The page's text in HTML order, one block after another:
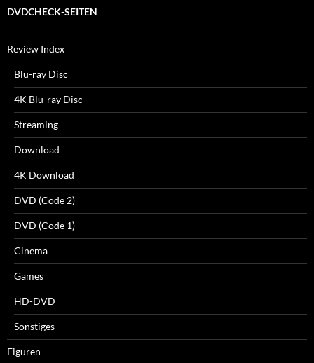
DVDCHECK-SEITEN
Review Index
Blu-ray Disc
4K Blu-ray Disc
Streaming
Download
4K Download
DVD (Code 2)
DVD (Code 1)
Cinema
Games
HD-DVD
Sonstiges
Figuren